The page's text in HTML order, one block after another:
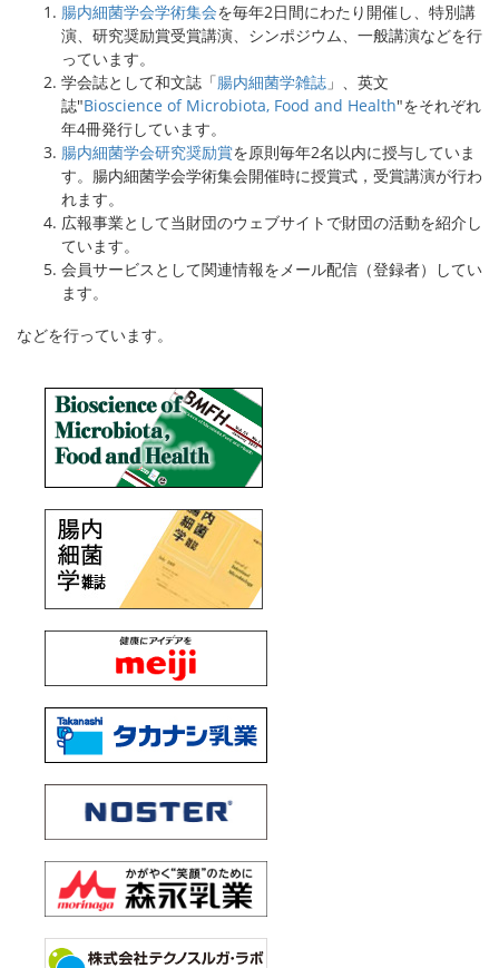
腸内細菌学会学術集会を毎年2日間にわたり開催し、特別講
演、研究奨励賞受賞講演、シンポジウム、一般講演などを行
っています。
学会誌として和文誌「腸内細菌学雑誌 」、英文
誌"Bioscience of Microbiota, Food and Health"をそれぞれ
年4冊発行しています。
腸内細菌学会研究奨励賞を原則毎年2名以内に授与していま
す。腸内細菌学会学術集会開催時に授賞式，受賞講演が行わ
れます。
広報事業として当財団のウェブサイトで財団の活動を紹介し
ています。
会員サービスとして関連情報をメール配信（登録者）してい
ます。
などを行っています。